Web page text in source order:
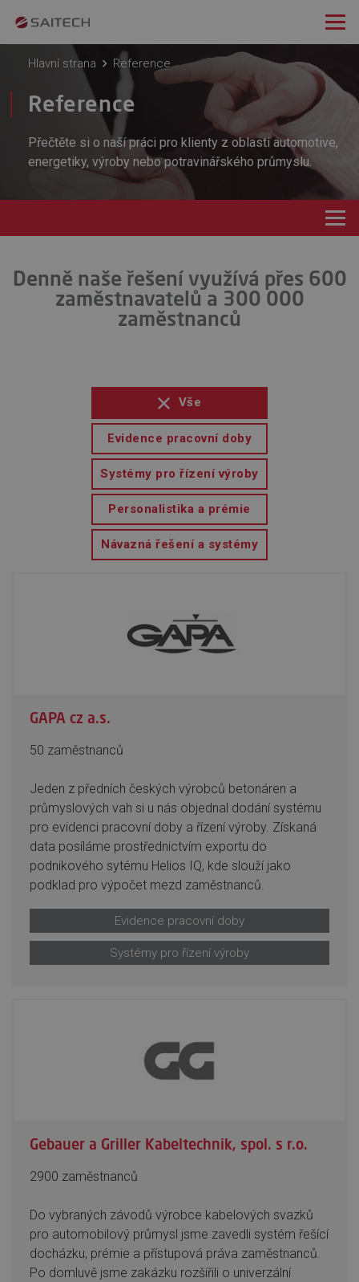
Hlavní strana Reference
Reference
Přečtěte si o naší práci pro klienty z oblasti automotive,
energetiky, výroby nebo potravinářského průmyslu.
Denně naše řešení využívá přes 600
zaměstnavatelů a 300 000
zaměstnanců
Vše
Evidence pracovní doby
Systémy pro řízení výroby
Personalistika a prémie
Návazná řešení a systémy
GAPA cz a.s.
50 zaměstnanců
Jeden z předních českých výrobců betonáren a
průmyslových vah si u nás objednal dodání systému
pro evidenci pracovní doby a řízení výroby. Získaná
data posíláme prostřednictvím exportu do
podnikového sytému Helios IQ, kde slouží jako
podklad pro výpočet mezd zaměstnanců.
Evidence pracovní doby
Systémy pro řízení výroby
Gebauer a Griller Kabeltechnik, spol. s r.o.
2900 zaměstnanců
Do vybraných závodů výrobce kabelových svazků
pro automobilový průmysl jsme zavedli systém řešící
docházku, prémie a přístupová práva zaměstnanců.
Po domluvě jsme zakázku rozšířili o univerzální